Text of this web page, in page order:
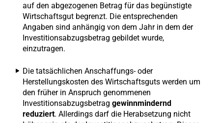
auf den abgezogenen Betrag für das begünstigte
Wirtschaftsgut begrenzt. Die entsprechenden
Angaben sind anhängig von dem Jahr in dem der
Investitionsabzugsbetrag gebildet wurde,
einzutragen.
Die tatsächlichen Anschaffungs- oder
Herstellungskosten des Wirtschaftsguts werden um
den früher in Anspruch genommenen
Investitionsabzugsbetrag gewinnmindernd
reduziert. Allerdings darf die Herabsetzung nicht